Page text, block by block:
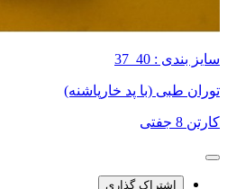
سایز بندی : 40_37
توران طبی (با پد خارپاشنه)
کارتن 8 جفتی
اشتراک گذاری